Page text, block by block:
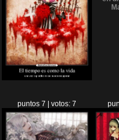
puntos 7 | votos: 7